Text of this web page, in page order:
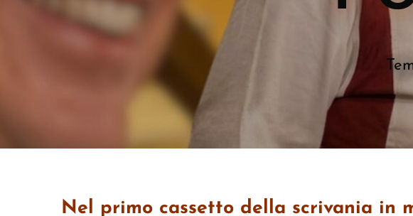
Nel primo cassetto della scrivania in